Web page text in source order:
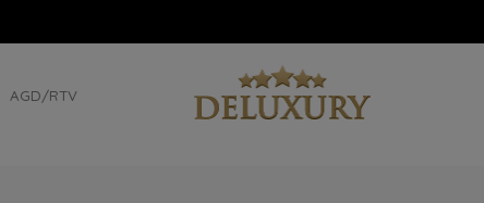
AGD/RTV